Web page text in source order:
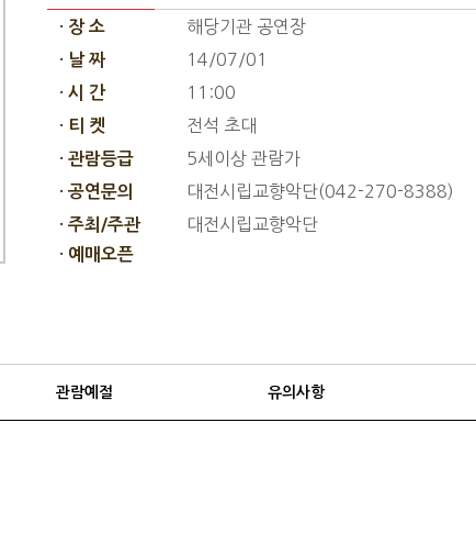
· 장 소 해당기관 공연장
· 날 짜 14/07/01
· 시 간 11:00
· 티 켓 전석 초대
· 관람등급 5세이상 관람가
· 공연문의 대전시립교향악단(042-270-8388)
· 주최/주관 대전시립교향악단
· 예매오픈
관람예절 유의사항